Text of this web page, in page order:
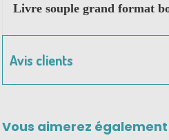
Livre souple grand format
Avis clients
Vous aimerez également